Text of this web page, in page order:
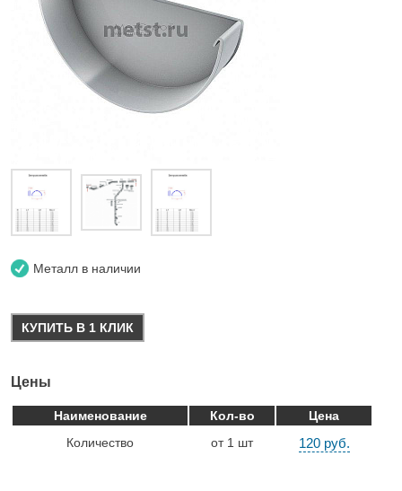
Металл в наличии
КУПИТЬ В 1 КЛИК
Цены
Наименование Кол-во
Цена
Количество
от 1 шт 120 руб.